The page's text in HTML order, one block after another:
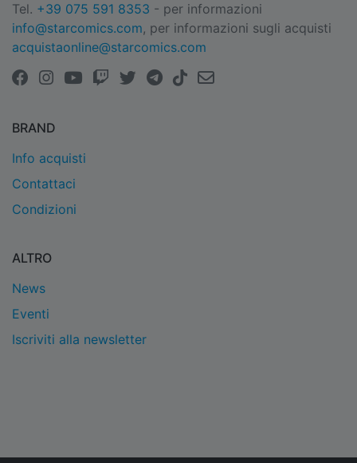
Tel. +39 075 591 8353 - per informazioni
info@starcomics.com, per informazioni sugli acquisti
acquistaonline@starcomics.com
BRAND
Info acquisti
Contattaci
Condizioni
ALTRO
News
Eventi
Iscriviti alla newsletter